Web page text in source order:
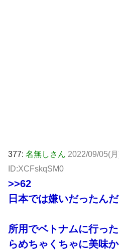
377: 名無しさん 2022/09/05(
ID:XCFskqSM0
>>62
日本では嫌いだったん
所用でベトナムに行っ
らめちゃくちゃに美味